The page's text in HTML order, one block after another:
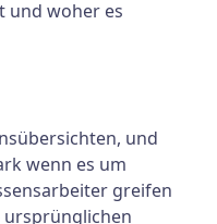
und woher es
und
wenn es um
greifen